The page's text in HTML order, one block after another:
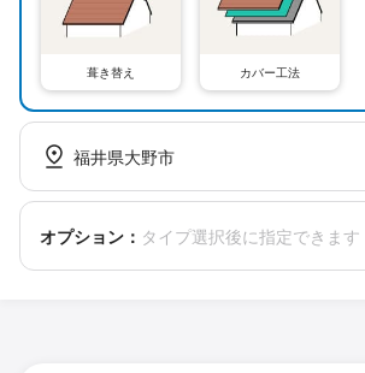
葺き替え カバー工法
福井県大野市
オプション： タイプ選択後に指定できます